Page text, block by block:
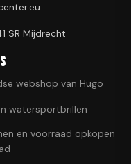
SR Mijdrecht
webshop van Hugo
watersportbrillen
en voorraad opkopen